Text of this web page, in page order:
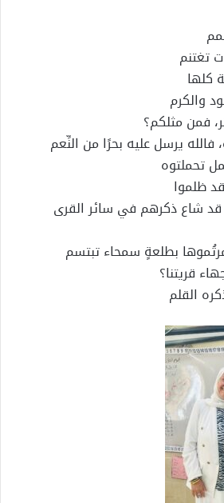
تغتنم
كلها
والكرم
فمن مثلكم؟
يرسل عليه بحرًا من النِّعم
تحملتوه
ظلموا
قد شاع ذكرهم في سائر القرى
بطلعةٍ سمحاء تبتسم
قريتنا؟
القلم